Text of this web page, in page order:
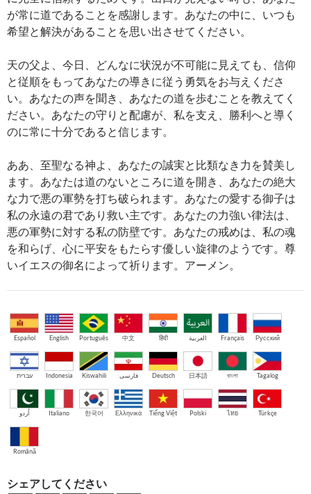
が常に道であることを感謝します。あなたの中に、いつも
希望と解決があることを思い出させてください。
天の父よ、今日、どんなに状況が不可能に見えても、信仰
と従順をもってあなたの導きに従う勇気をお与えくださ
い。あなたの声を聞き、あなたの道を歩むことを教えてく
ださい。あなたの守りと配慮が、私を支え、勝利へと導く
のに常に十分であると信じます。
ああ、至聖なる神よ、あなたの誠実と比類なき力を賛美し
ます。あなたは道のないところに道を開き、あなたの絶大
な力で悪の軍勢を打ち破られます。あなたの愛する御子は
私の永遠の君であり救い主です。あなたの力強い律法は、
悪の軍勢に対する私の防壁です。あなたの戒めは、私の魂
を和らげ、心に平安をもたらす優しい旋律のようです。尊
いイエスの御名によって祈ります。アーメン。
Español English Português 中文 हिंदी العربية Français Русский
עברית Indonesia Kiswahili فارسی Deutsch 日本語 বাংলা Tagalog
اُردو Italiano 한국어 Ελληνικά Tiếng Việt Polski ไทย Türkçe
Română
シェアしてください